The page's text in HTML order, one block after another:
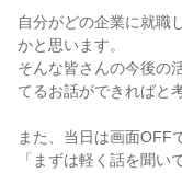
自分がどの企業に就職
かと思います。
そんな皆さんの今後の
てるお話ができればと
また、当日は画面OFF
「まずは軽く話を聞